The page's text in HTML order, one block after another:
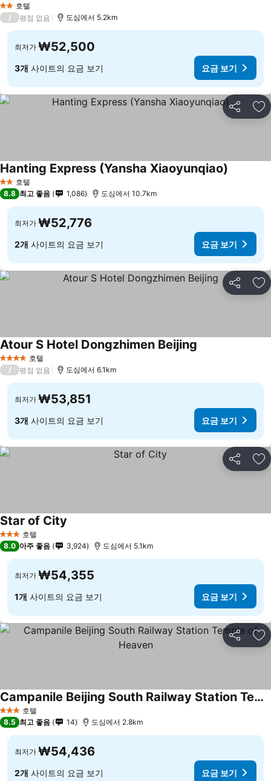
2 성급호텔
/ 평점 없음 도심에서 5.2km
최저가 ₩52,500
3개 사이트의 요금 보기 요금 보기
공유 즐
2 성급호텔
Hanting Express (Yansha Xiaoyunqiao)
8.8 최고 좋음 1,086 도심에서 10.7km
최저가 ₩52,776
2개 사이트의 요금 보기 요금 보기
공유 즐
4 성급 호텔
Atour S Hotel Dongzhimen Beijing
/ 평점 없음 도심에서 6.1km
최저가 ₩53,851
3개 사이트의 요금 보기 요금 보기
공유 즐
3 성급 호텔
Star of City
8.0 아주 좋음 3,924 도심에서 5.1km
최저가 ₩54,355
1개 사이트의 요금 보기 요금 보기
공유 즐
3 성급 호텔
Campanile Beijing South Railway Station Temple of Heaven
8.5 최고 좋음 14 도심에서 2.8km
최저가 ₩54,436
2개 사이트의 요금 보기 요금 보기